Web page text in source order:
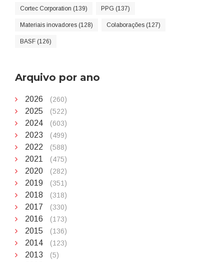
Cortec Corporation (139) PPG (137)
Materiais inovadores (128) Colaborações (127)
BASF (126)
Arquivo por ano
2026 (260)
2025 (522)
2024 (603)
2023 (499)
2022 (588)
2021 (475)
2020 (282)
2019 (351)
2018 (318)
2017 (330)
2016 (173)
2015 (136)
2014 (123)
2013 (5)